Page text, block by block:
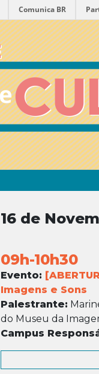
Comunica BR
16 de
09h-10h30
Evento:
Imagens e Sons
Palestrante:
do Museu da
Campus